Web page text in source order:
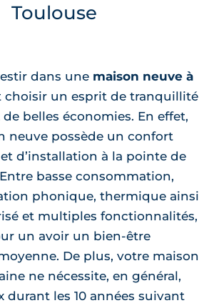
Toulouse
dans une maison neuve à
choisir un esprit de tranquillité
belles économies. En effet,
neuve possède un confort
d’installation à la pointe de
basse consommation,
phonique, thermique ainsi
et multiples fonctionnalités,
un avoir un bien-être
De plus, votre maison
ne nécessite, en général,
durant les 10 années suivant